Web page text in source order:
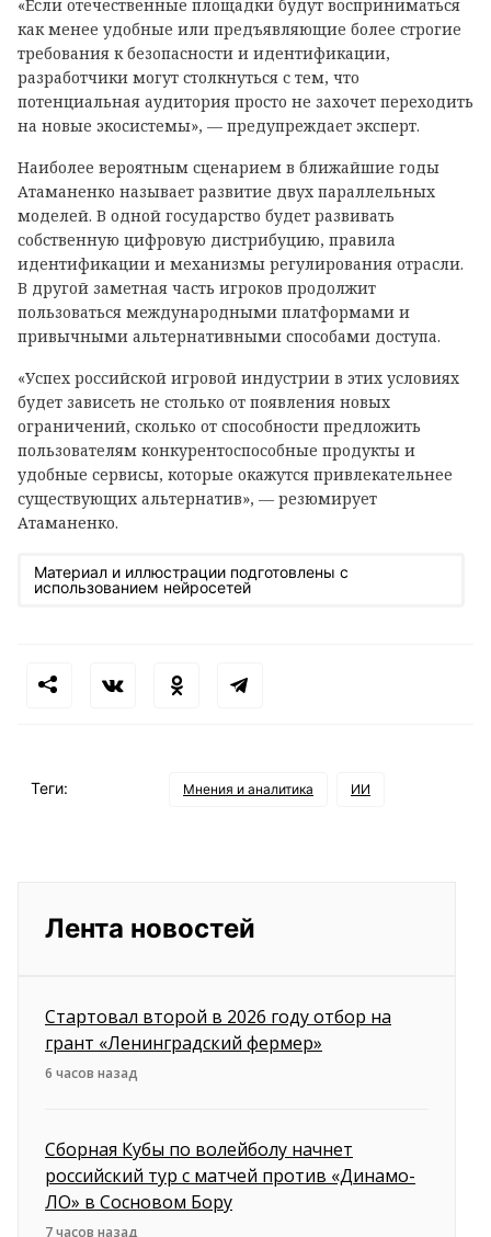
«Если отечественные площадки будут восприниматься
как менее удобные или предъявляющие более строгие
требования к безопасности и идентификации,
разработчики могут столкнуться с тем, что
потенциальная аудитория просто не захочет переходить
на новые экосистемы», — предупреждает эксперт.
Наиболее вероятным сценарием в ближайшие годы
Атаманенко называет развитие двух параллельных
моделей. В одной государство будет развивать
собственную цифровую дистрибуцию, правила
идентификации и механизмы регулирования отрасли.
В другой заметная часть игроков продолжит
пользоваться международными платформами и
привычными альтернативными способами доступа.
«Успех российской игровой индустрии в этих условиях
будет зависеть не столько от появления новых
ограничений, сколько от способности предложить
пользователям конкурентоспособные продукты и
удобные сервисы, которые окажутся привлекательнее
существующих альтернатив», — резюмирует
Атаманенко.
Материал и иллюстрации подготовлены с
использованием нейросетей
Теги: Мнения и аналитика ИИ
Лента новостей
Стартовал второй в 2026 году отбор на
грант «Ленинградский фермер»
6 часов назад
Сборная Кубы по волейболу начнет
российский тур с матчей против «Динамо-
ЛО» в Сосновом Бору
7 часов назад